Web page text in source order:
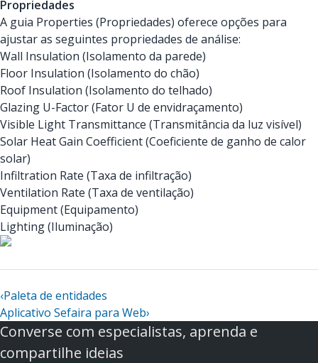
Propriedades
A guia Properties (Propriedades) oferece opções para
ajustar as seguintes propriedades de análise:
Wall Insulation (Isolamento da parede)
Floor Insulation (Isolamento do chão)
Roof Insulation (Isolamento do telhado)
Glazing U-Factor (Fator U de envidraçamento)
Visible Light Transmittance (Transmitância da luz visível)
Solar Heat Gain Coefficient (Coeficiente de ganho de calor
solar)
Infiltration Rate (Taxa de infiltração)
Ventilation Rate (Taxa de ventilação)
Equipment (Equipamento)
Lighting (Iluminação)
‹Paleta de entidades
Aplicativo Sefaira para Web›
Converse com especialistas, aprenda e
compartilhe ideias